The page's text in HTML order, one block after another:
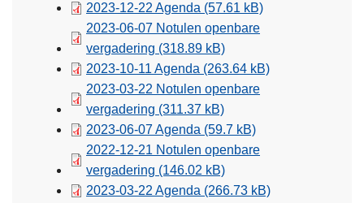
2023-12-22 Agenda (57.61 kB)
2023-06-07 Notulen openbare
vergadering (318.89 kB)
2023-10-11 Agenda (263.64 kB)
2023-03-22 Notulen openbare
vergadering (311.37 kB)
2023-06-07 Agenda (59.7 kB)
2022-12-21 Notulen openbare
vergadering (146.02 kB)
2023-03-22 Agenda (266.73 kB)